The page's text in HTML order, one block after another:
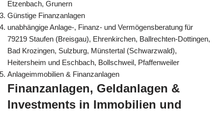
Etzenbach, Grunern
Günstige Finanzanlagen
unabhängige Anlage-, Finanz- und Vermögensberatung für
79219 Staufen (Breisgau), Ehrenkirchen, Ballrechten-Dottingen,
Bad Krozingen, Sulzburg, Münstertal (Schwarzwald),
Heitersheim und Eschbach, Bollschweil, Pfaffenweiler
Anlageimmobilien & Finanzanlagen
Finanzanlagen, Geldanlagen &
Investments in Immobilien und